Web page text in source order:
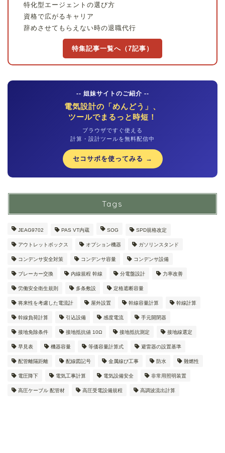
特化型エージェントの選び方
資格で広がるキャリア
辞めさせてもらえない時の退職代行
特集記事一覧へ（7記事）
-- 姐妹サイトのご紹介 --
電気設計の「めんどう」、
ツールでまるっと時短！
ブラウザですぐ使える
計算・設計ツールを無料配信中
セコサポを使ってみる →
Tags
JEAG9702 PAS VT内蔵 SOG SPD規格改定
アウトレットボックス オプション機器 ガソリンスタンド
コンデンサ安全対策 コンデンサ容量 コンデンサ設備
ブレーカー交換 内線規程 幹線 分電盤設計 力率改善
労働安全衛生規則 多条敷設 定格遮断容量
将来性を考慮した電流計 屋外設置 幹線容量計算 幹線計算
幹線負荷計算 引込設備 感度電流 手元開閉器
接地免除条件 接地抵抗値 10Ω 接地抵抗測定 接地線選定
早見表 機器容量 等価容量計算式 避雷器の設置基準
配管離隔距離 配線図記号 金属線ぴ工事 防水 難燃性
電圧降下 電気工事計算 電気設備安全 非常用照明装置
高圧ケーブル 配管材 高圧受電設備規程 高調波流出計算